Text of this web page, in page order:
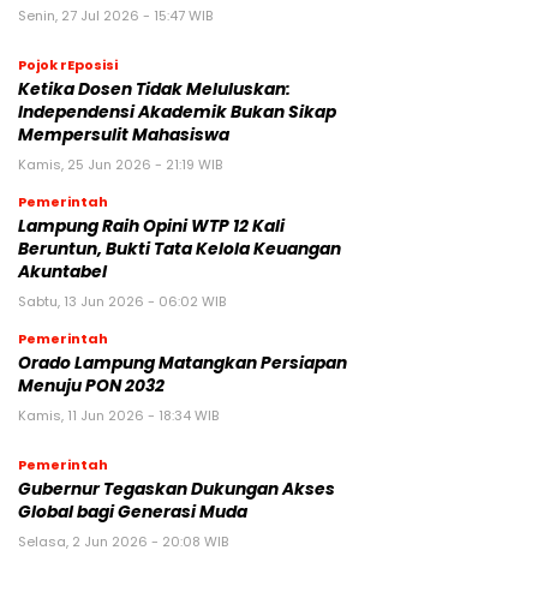
Senin, 27 Jul 2026 - 15:47 WIB
Pojok rEposisi
Ketika Dosen Tidak Meluluskan:
Independensi Akademik Bukan Sikap
Mempersulit Mahasiswa
Kamis, 25 Jun 2026 - 21:19 WIB
Pemerintah
Lampung Raih Opini WTP 12 Kali
Beruntun, Bukti Tata Kelola Keuangan
Akuntabel
Sabtu, 13 Jun 2026 - 06:02 WIB
Pemerintah
Orado Lampung Matangkan Persiapan
Menuju PON 2032
Kamis, 11 Jun 2026 - 18:34 WIB
Pemerintah
Gubernur Tegaskan Dukungan Akses
Global bagi Generasi Muda
Selasa, 2 Jun 2026 - 20:08 WIB